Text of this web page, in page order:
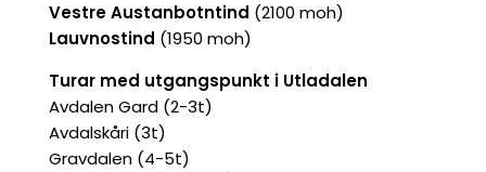
Vestre Austanbotntind (2100 moh)
Lauvnostind (1950 moh)
Turar med utgangspunkt i Utladalen
Avdalen Gard (2-3t)
Avdalskåri (3t)
Gravdalen (4-5t)